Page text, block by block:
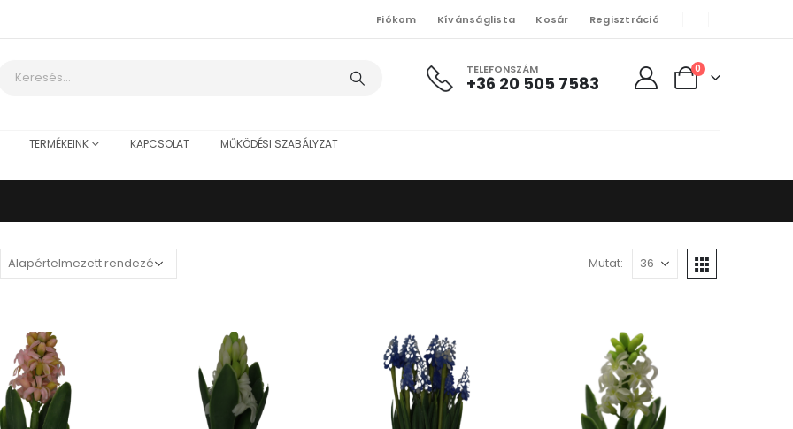
Fiókom Kívánságlista Kosár Regisztráció
TELEFONSZÁM
+36 20 505 7583
0
TERMÉKEINK KAPCSOLAT MŰKÖDÉSI SZABÁLYZAT
Mutat: